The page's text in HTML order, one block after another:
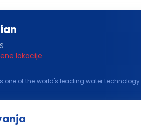
lokacije
one of the world's leading water